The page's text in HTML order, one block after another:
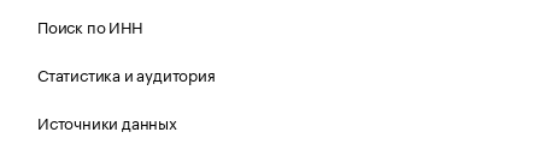
Поиск по ИНН
Статистика и аудитория
Источники данных